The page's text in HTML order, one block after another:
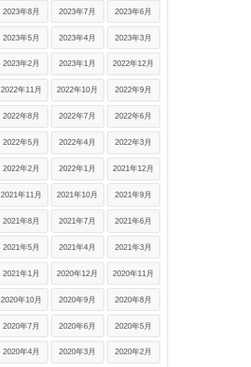
2023年8月 2023年7月 2023年6月
2023年5月 2023年4月 2023年3月
2023年2月 2023年1月 2022年12月
2022年11月 2022年10月 2022年9月
2022年8月 2022年7月 2022年6月
2022年5月 2022年4月 2022年3月
2022年2月 2022年1月 2021年12月
2021年11月 2021年10月 2021年9月
2021年8月 2021年7月 2021年6月
2021年5月 2021年4月 2021年3月
2021年1月 2020年12月 2020年11月
2020年10月 2020年9月 2020年8月
2020年7月 2020年6月 2020年5月
2020年4月 2020年3月 2020年2月